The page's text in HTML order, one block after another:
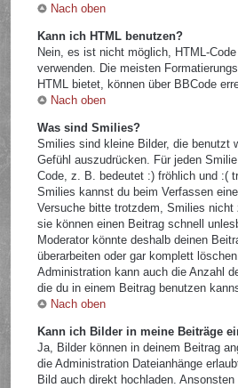
Nach oben
Kann ich HTML benutzen?
Nein, es ist nicht möglich, HTML-
verwenden. Die meisten
HTML bietet, können über BBCode
Nach oben
Was sind Smilies?
Smilies sind kleine Bilder, die benutzt
Gefühl auszudrücken. Für jeden
Code, z. B. bedeutet :) fröhlich und :(
Smilies kannst du beim Verfassen
Versuche bitte trotzdem, Smilies nicht
sie können einen Beitrag schnell
Moderator könnte deshalb deinen
überarbeiten oder gar komplett
Administration kann auch die Anzahl
die du in einem Beitrag benutzen
Nach oben
Kann ich Bilder in meine Beiträge
Ja, Bilder können in deinem Beitrag
die Administration Dateianhänge
Bild auch direkt hochladen.